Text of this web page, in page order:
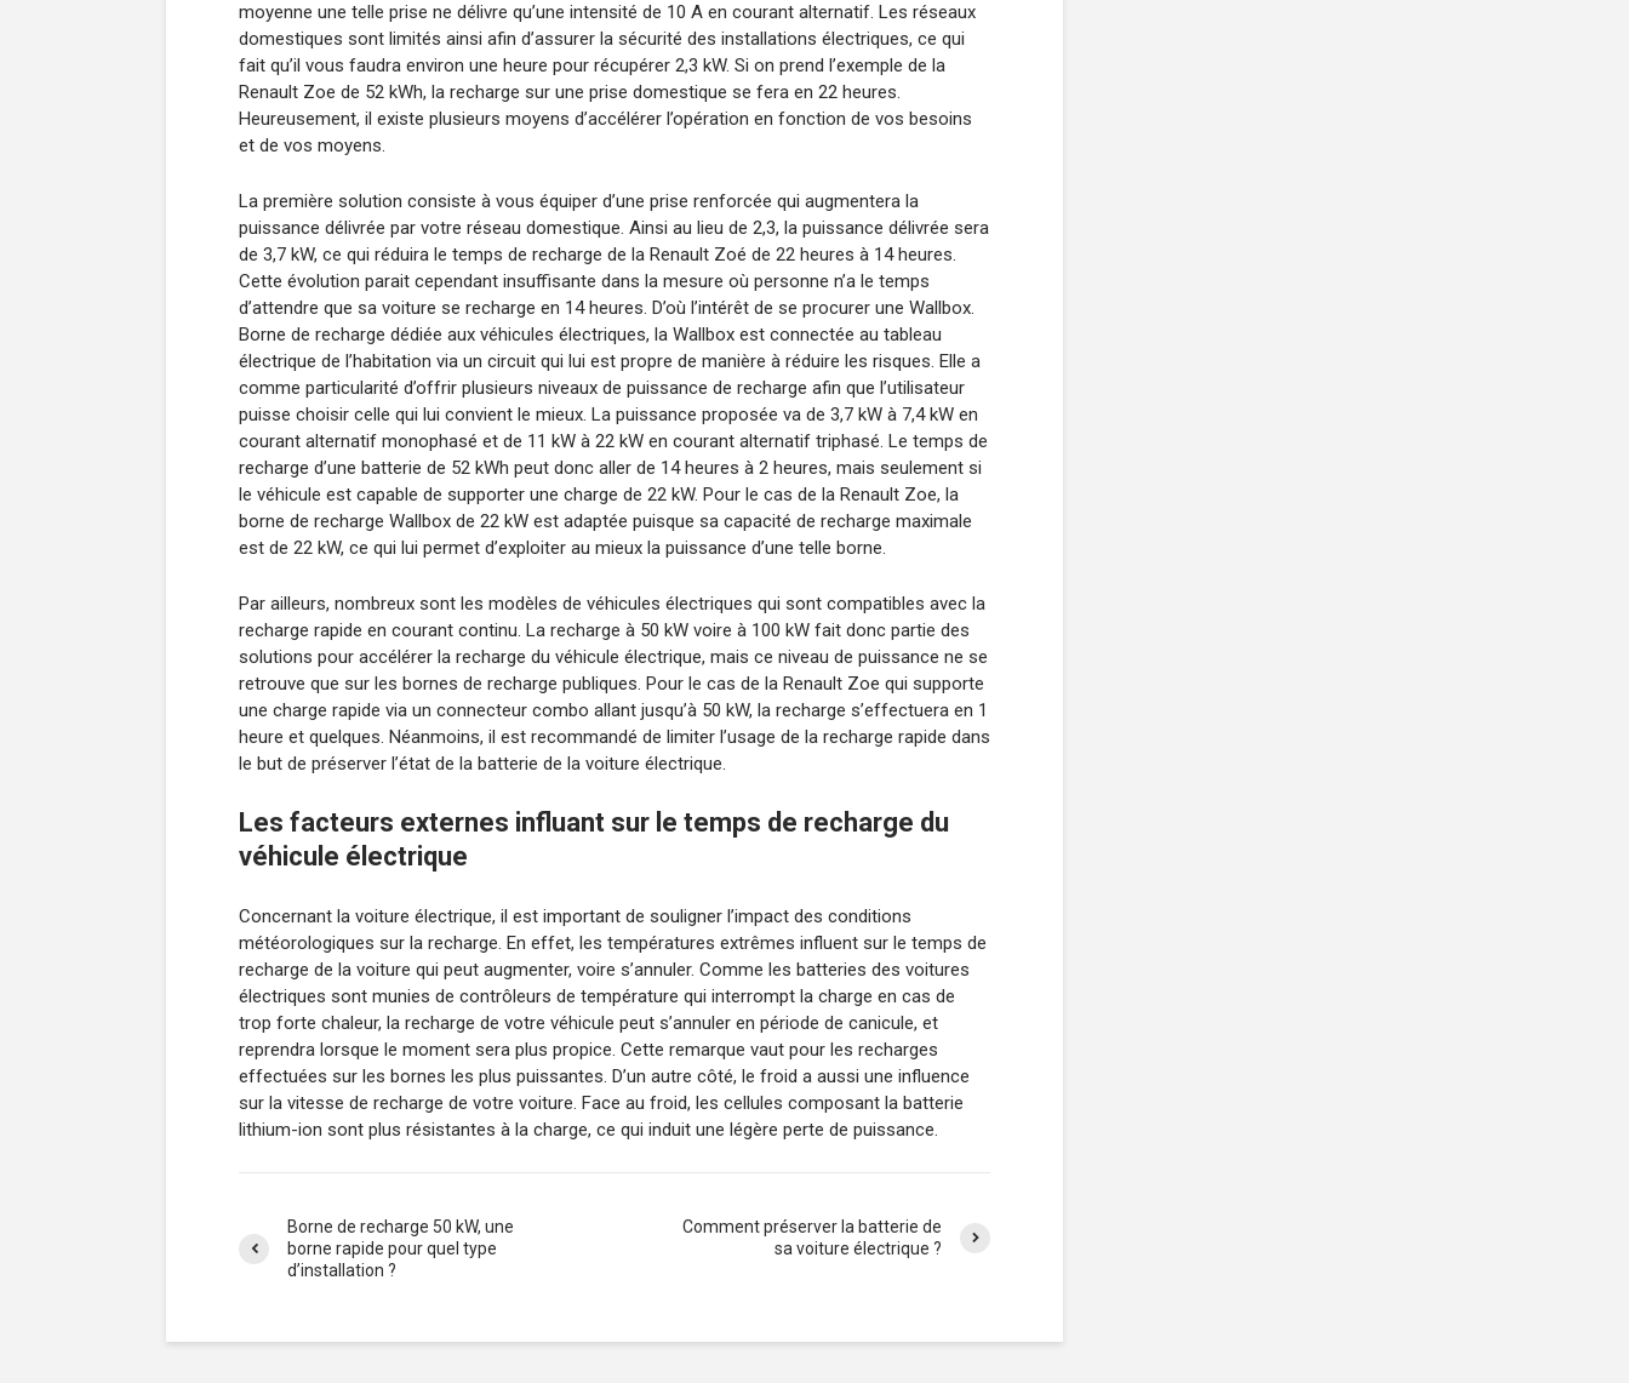
moyenne une telle prise ne délivre qu’une intensité de 10 A en courant alternatif. Les réseaux
domestiques sont limités ainsi afin d’assurer la sécurité des installations électriques, ce qui
fait qu’il vous faudra environ une heure pour récupérer 2,3 kW. Si on prend l’exemple de la
Renault Zoe de 52 kWh, la recharge sur une prise domestique se fera en 22 heures.
Heureusement, il existe plusieurs moyens d’accélérer l’opération en fonction de vos besoins
et de vos moyens.
La première solution consiste à vous équiper d’une prise renforcée qui augmentera la
puissance délivrée par votre réseau domestique. Ainsi au lieu de 2,3, la puissance délivrée sera
de 3,7 kW, ce qui réduira le temps de recharge de la Renault Zoé de 22 heures à 14 heures.
Cette évolution parait cependant insuffisante dans la mesure où personne n’a le temps
d’attendre que sa voiture se recharge en 14 heures. D’où l’intérêt de se procurer une Wallbox.
Borne de recharge dédiée aux véhicules électriques, la Wallbox est connectée au tableau
électrique de l’habitation via un circuit qui lui est propre de manière à réduire les risques. Elle a
comme particularité d’offrir plusieurs niveaux de puissance de recharge afin que l’utilisateur
puisse choisir celle qui lui convient le mieux. La puissance proposée va de 3,7 kW à 7,4 kW en
courant alternatif monophasé et de 11 kW à 22 kW en courant alternatif triphasé. Le temps de
recharge d’une batterie de 52 kWh peut donc aller de 14 heures à 2 heures, mais seulement si
le véhicule est capable de supporter une charge de 22 kW. Pour le cas de la Renault Zoe, la
borne de recharge Wallbox de 22 kW est adaptée puisque sa capacité de recharge maximale
est de 22 kW, ce qui lui permet d’exploiter au mieux la puissance d’une telle borne.
Par ailleurs, nombreux sont les modèles de véhicules électriques qui sont compatibles avec la
recharge rapide en courant continu. La recharge à 50 kW voire à 100 kW fait donc partie des
solutions pour accélérer la recharge du véhicule électrique, mais ce niveau de puissance ne se
retrouve que sur les bornes de recharge publiques. Pour le cas de la Renault Zoe qui supporte
une charge rapide via un connecteur combo allant jusqu’à 50 kW, la recharge s’effectuera en 1
heure et quelques. Néanmoins, il est recommandé de limiter l’usage de la recharge rapide dans
le but de préserver l’état de la batterie de la voiture électrique.
Les facteurs externes influant sur le temps de recharge du
véhicule électrique
Concernant la voiture électrique, il est important de souligner l’impact des conditions
météorologiques sur la recharge. En effet, les températures extrêmes influent sur le temps de
recharge de la voiture qui peut augmenter, voire s’annuler. Comme les batteries des voitures
électriques sont munies de contrôleurs de température qui interrompt la charge en cas de
trop forte chaleur, la recharge de votre véhicule peut s’annuler en période de canicule, et
reprendra lorsque le moment sera plus propice. Cette remarque vaut pour les recharges
effectuées sur les bornes les plus puissantes. D’un autre côté, le froid a aussi une influence
sur la vitesse de recharge de votre voiture. Face au froid, les cellules composant la batterie
lithium-ion sont plus résistantes à la charge, ce qui induit une légère perte de puissance.
Borne de recharge 50 kW, une
borne rapide pour quel type
d’installation ?
Comment préserver la batterie de
sa voiture électrique ?